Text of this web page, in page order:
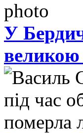
У
великою